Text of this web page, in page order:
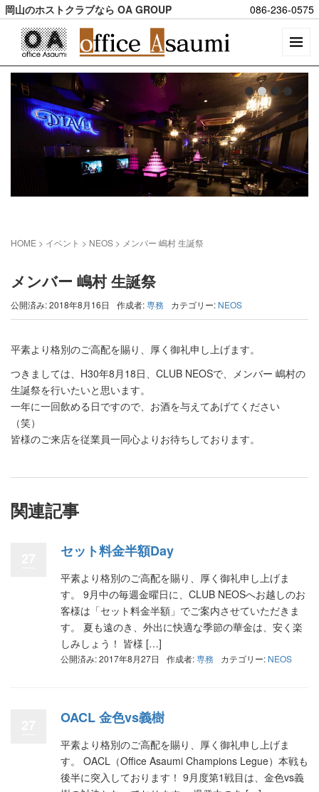
岡山のホストクラブなら OA GROUP 086-236-0575
HOME > イベント > NEOS > メンバー 嶋村 生誕祭
メンバー 嶋村 生誕祭
公開済み: 2018年8月16日 作成者:専務 カテゴリー: NEOS
平素より格別のご高配を賜り、厚く御礼申し上げます。
つきましては、H30年8月18日、CLUB NEOSで、メンバー 嶋村の
生誕祭を行いたいと思います。
一年に一回飲める日ですので、お酒を与えてあげてください
（笑）
皆様のご来店を従業員一同心よりお待ちしております。
関連記事
セット料金半額Day
平素より格別のご高配を賜り、厚く御礼申し上げま
す。 9月中の毎週金曜日に、CLUB NEOSへお越しのお
客様は「セット料金半額」でご案内させていただきま
す。 夏も遠のき、外出に快適な季節の華金は、安く楽
しみしょう！ 皆様 […]
公開済み: 2017年8月27日 作成者:専務 カテゴリー: NEOS
OACL 金色vs義樹
平素より格別のご高配を賜り、厚く御礼申し上げま
す。 OACL（Office Asaumi Champions Legue）本戦も
後半に突入しております！ 9月度第1戦目は、金色vs義